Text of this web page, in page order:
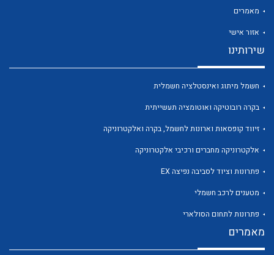
לכל מוצרי היצרן
מאמרים
אזור אישי
שירותינו
חשמל מיתוג ואינסטלציה חשמלית
בקרה רובוטיקה ואוטומציה תעשייתית
זיווד קופסאות וארונות לחשמל, בקרה ואלקטרוניקה
אלקטרוניקה מחברים ורכיבי אלקטרוניקה
פתרונות וציוד לסביבה נפיצה EX
מטענים לרכב חשמלי
פתרונות לתחום הסולארי
מאמרים